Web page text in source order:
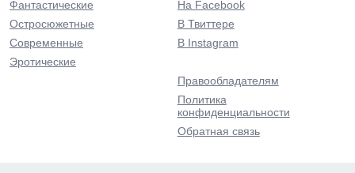
Фантастические
Остросюжетные
Современные
Эротические
На Facebook
В Твиттере
В Instagram
Правообладателям
Политика
конфиденциальности
Обратная связь